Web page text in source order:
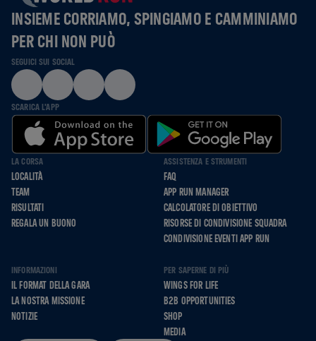
INSIEME CORRIAMO, SPINGIAMO E CAMMINIAMO
PER CHI NON PUÒ
SEGUICI SUI SOCIAL
SCARICA L'APP
LA CORSA
LOCALITÀ
TEAM
RISULTATI
REGALA UN BUONO
ASSISTENZA E STRUMENTI
FAQ
APP RUN MANAGER
CALCOLATORE DI OBIETTIVO
RISORSE DI CONDIVISIONE SQUADRA
CONDIVISIONE EVENTI APP RUN
INFORMAZIONI
IL FORMAT DELLA GARA
LA NOSTRA MISSIONE
NOTIZIE
PER SAPERNE DI PIÙ
WINGS FOR LIFE
B2B OPPORTUNITIES
SHOP
MEDIA